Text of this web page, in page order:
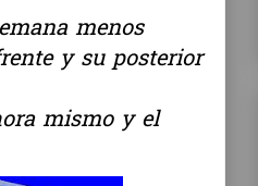
menos
y su posterior
mismo y el